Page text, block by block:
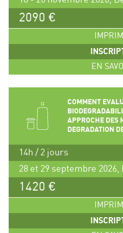
2090 €
EN
COMMENT
APPROCHE DES
DEGRADATION
14h / 2 jours
28 et 29 septembre 2026,
1420 €